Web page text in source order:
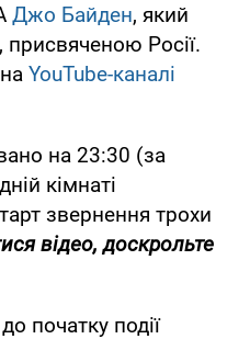
Джо Байден, який
Росії.
YouTube-каналі
на 23:30 (за
кімнаті
звернення трохи
відео, доскрольте
початку події